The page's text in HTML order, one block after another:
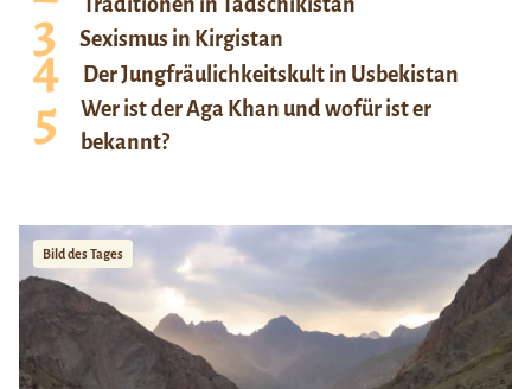
Traditionen in Tadschikistan
Sexismus in Kirgistan
Der Jungfräulichkeitskult in Usbekistan
Wer ist der Aga Khan und wofür ist er
bekannt?
Bild des Tages